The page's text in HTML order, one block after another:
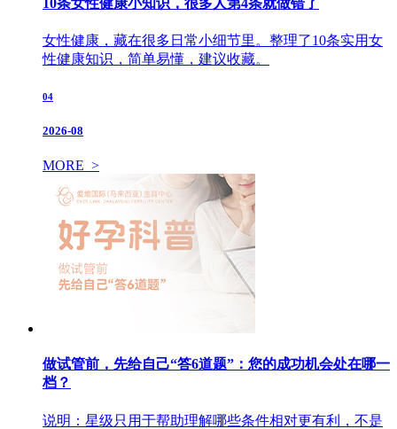
女性健康，藏在很多日常小细节里。整理了10条实用女
性健康知识，简单易懂，建议收藏。
04
2026-08
MORE >
做试管前，先给自己“答6道题”：您的成功机会处在哪一
档？
说明：星级只用于帮助理解哪些条件相对更有利，不是